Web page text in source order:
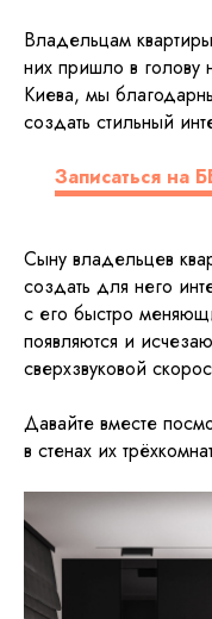
Владельцам
них пришло в голову
Киева, мы
создать стильный
Записаться
Сыну владельцев
создать для него
с его быстро
появляются и
сверхзвуковой
Давайте вместе
в стенах их